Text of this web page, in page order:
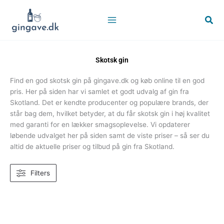
indholdet
Søg
Skotsk gin
Find en god skotsk gin på gingave.dk og køb online til en god
pris. Her på siden har vi samlet et godt udvalg af gin fra
Skotland. Det er kendte producenter og populære brands, der
står bag dem, hvilket betyder, at du får skotsk gin i høj kvalitet
med garanti for en lækker smagsoplevelse. Vi opdaterer
løbende udvalget her på siden samt de viste priser – så ser du
altid de aktuelle priser og tilbud på gin fra Skotland.
Filters